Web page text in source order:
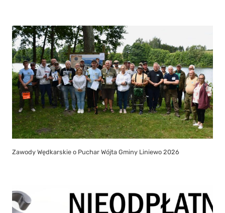
Zawody Wędkarskie o Puchar Wójta Gminy Liniewo 2026